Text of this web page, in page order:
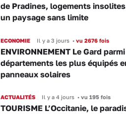
de Pradines, logements
un paysage sans limite
ECONOMIE Il y a 3 jours •vu 2676 fois
ENVIRONNEMENT Le Gard
départements les plus équipés
panneaux solaires
ACTUALITÉS Il y a 4 jours •vu 195 fois
TOURISME L’Occitanie, le